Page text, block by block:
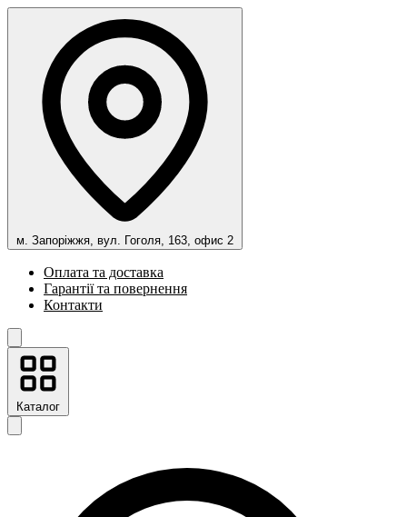
м. Запоріжжя, вул. Гоголя, 163, офис 2
Оплата та доставка
Гарантії та повернення
Контакти
Каталог